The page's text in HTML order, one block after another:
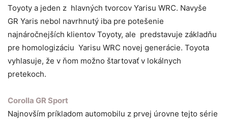
Toyoty a jeden z hlavných tvorcov Yarisu WRC. Navyše
GR Yaris nebol navrhnutý iba pre potešenie
najnáročnejších klientov Toyoty, ale predstavuje základňu
pre homologizáciu Yarisu WRC novej generácie. Toyota
vyhlasuje, že v ňom možno štartovať v lokálnych
pretekoch.
Corolla GR Sport
Najnovším príkladom automobilu z prvej úrovne tejto série